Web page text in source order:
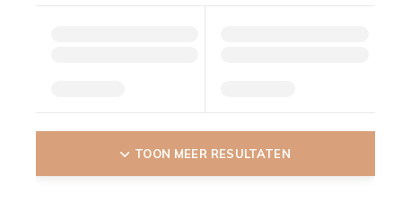
TOON MEER RESULTATEN